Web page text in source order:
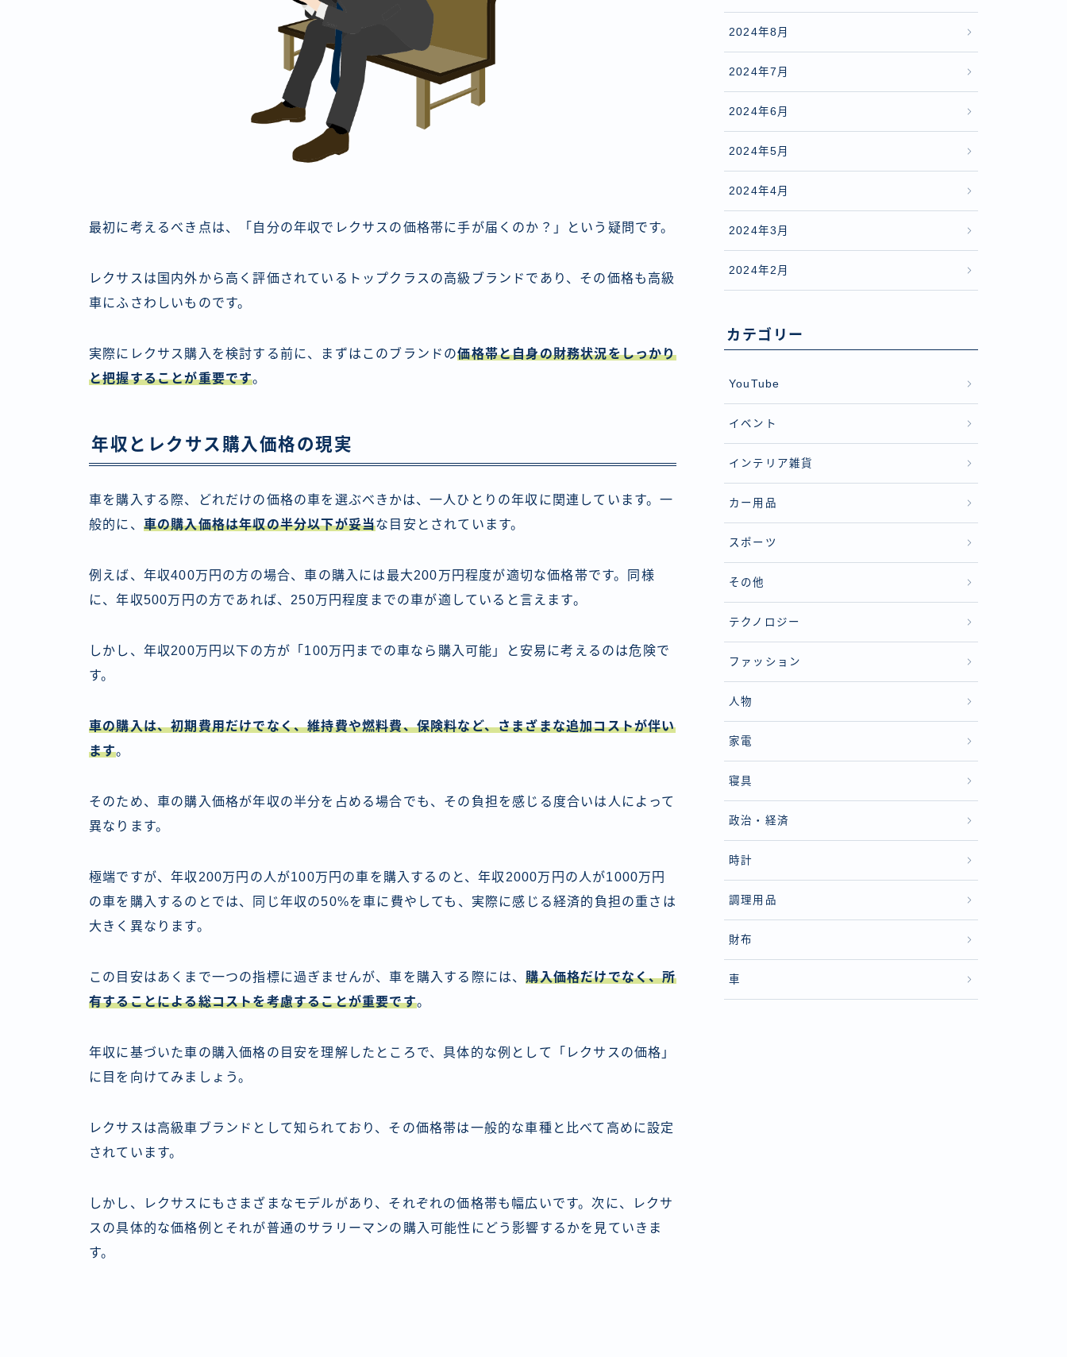
最初に考えるべき点は、「自分の年収でレクサスの価格帯に手が届くのか？」という疑問です。
レクサスは国内外から高く評価されているトップクラスの高級ブランドであり、その価格も高級
車にふさわしいものです。
実際にレクサス購入を検討する前に、まずはこのブランドの価格帯と自身の財務状況をしっかり
と把握することが重要です。
年収とレクサス購入価格の現実
車を購入する際、どれだけの価格の車を選ぶべきかは、一人ひとりの年収に関連しています。一
般的に、 車の購入価格は年収の半分以下が妥当な目安とされています。
例えば、年収400万円の方の場合、車の購入には最大200万円程度が適切な価格帯です。同様
に、年収500万円の方であれば、250万円程度までの車が適していると言えます。
しかし、年収200万円以下の方が「100万円までの車なら購入可能」と安易に考えるのは危険で
す。
車の購入は、初期費用だけでなく、維持費や燃料費、保険料など、さまざまな追加コストが伴い
ます。
そのため、車の購入価格が年収の半分を占める場合でも、その負担を感じる度合いは人によって
異なります。
極端ですが、年収200万円の人が100万円の車を購入するのと、年収2000万円の人が1000万円
の車を購入するのとでは、同じ年収の50%を車に費やしても、実際に感じる経済的負担の重さは
大きく異なります。
この目安はあくまで一つの指標に過ぎませんが、車を購入する際には、購入価格だけでなく、所
有することによる総コストを考慮することが重要です。
年収に基づいた車の購入価格の目安を理解したところで、具体的な例として「レクサスの価格」
に目を向けてみましょう。
レクサスは高級車ブランドとして知られており、その価格帯は一般的な車種と比べて高めに設定
されています。
しかし、レクサスにもさまざまなモデルがあり、それぞれの価格帯も幅広いです。次に、レクサ
スの具体的な価格例とそれが普通のサラリーマンの購入可能性にどう影響するかを見ていきま
す。
2024年8月
2024年7月
2024年6月
2024年5月
2024年4月
2024年3月
2024年2月
カテゴリー
YouTube
イベント
インテリア雑貨
カー用品
スポーツ
その他
テクノロジー
ファッション
人物
家電
寝具
政治・経済
時計
調理用品
財布
車